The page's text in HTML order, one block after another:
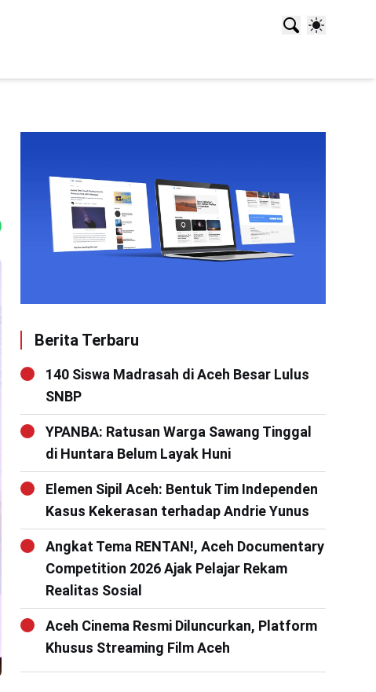
Berita Terbaru
140 Siswa Madrasah di Aceh Besar Lulus
SNBP
YPANBA: Ratusan Warga Sawang Tinggal
di Huntara Belum Layak Huni
Elemen Sipil Aceh: Bentuk Tim Independen
Kasus Kekerasan terhadap Andrie Yunus
Angkat Tema RENTAN!, Aceh Documentary
Competition 2026 Ajak Pelajar Rekam
Realitas Sosial
Aceh Cinema Resmi Diluncurkan, Platform
Khusus Streaming Film Aceh